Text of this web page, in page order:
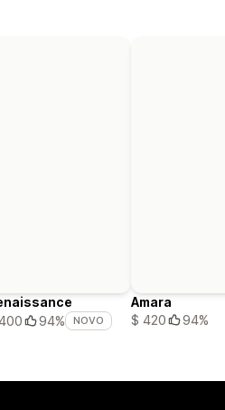
94% NOVO
Amara
$ 420
94%